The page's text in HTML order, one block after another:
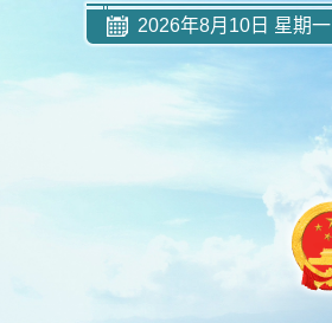
2026年8月10日 星期一